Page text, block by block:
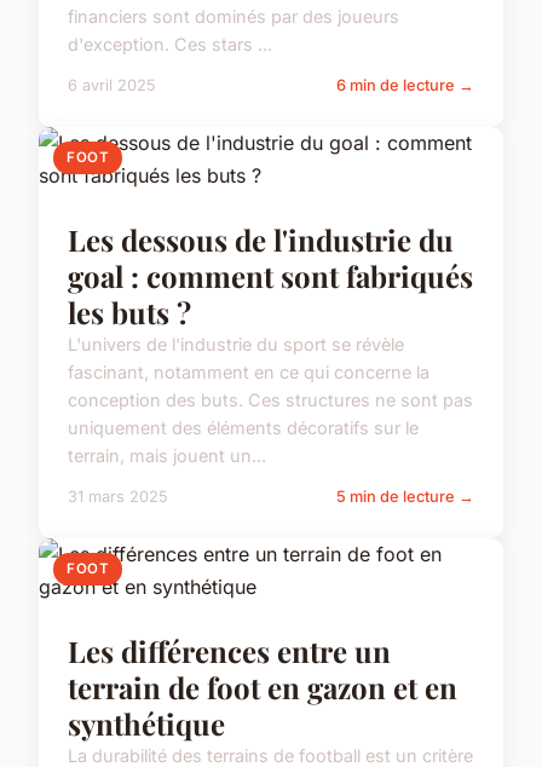
financiers sont dominés par des joueurs
d'exception. Ces stars ...
6 avril 2025 6 min de lecture →
FOOT
Les dessous de l'industrie du
goal : comment sont fabriqués
les buts ?
L'univers de l'industrie du sport se révèle
fascinant, notamment en ce qui concerne la
conception des buts. Ces structures ne sont pas
uniquement des éléments décoratifs sur le
terrain, mais jouent un...
31 mars 2025 5 min de lecture →
FOOT
Les différences entre un
terrain de foot en gazon et en
synthétique
La durabilité des terrains de football est un critère